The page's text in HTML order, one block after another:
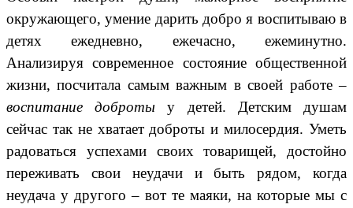
окружающего, умение дарить добро я воспитываю в
детях ежедневно, ежечасно, ежеминутно.
Анализируя современное состояние общественной
жизни, посчитала самым важным в своей работе –
воспитание доброты у детей. Детским душам
сейчас так не хватает доброты и милосердия. Уметь
радоваться успехами своих товарищей, достойно
переживать свои неудачи и быть рядом, когда
неудача у другого – вот те маяки, на которые мы с